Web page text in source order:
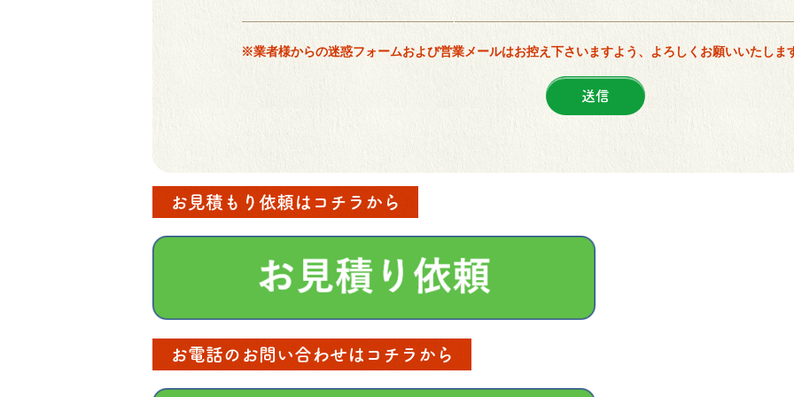
※業者様からの迷惑フォームおよび営業メールはお控え下さいますよう、よろしくお願いいたしま
お見積もり依頼はコチラから
お電話のお問い合わせはコチラから